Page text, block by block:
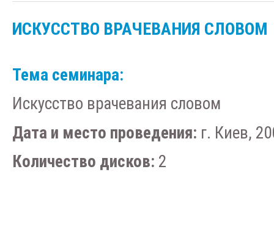
ИСКУССТВО ВРАЧЕВАНИЯ СЛОВОМ
Тема семинара:
Искусство врачевания словом
Дата и место проведения: г. Киев,
Количество дисков: 2